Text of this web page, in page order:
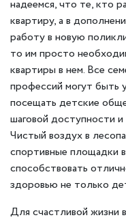
надеемся, что те, кто
квартиру, а в
работу в новую
то им просто
квартиры в нем. Все
профессий могут быть
посещать детские
шаговой доступности
Чистый воздух в
спортивные площадки
способствовать
здоровью не только
Для счастливой жизни